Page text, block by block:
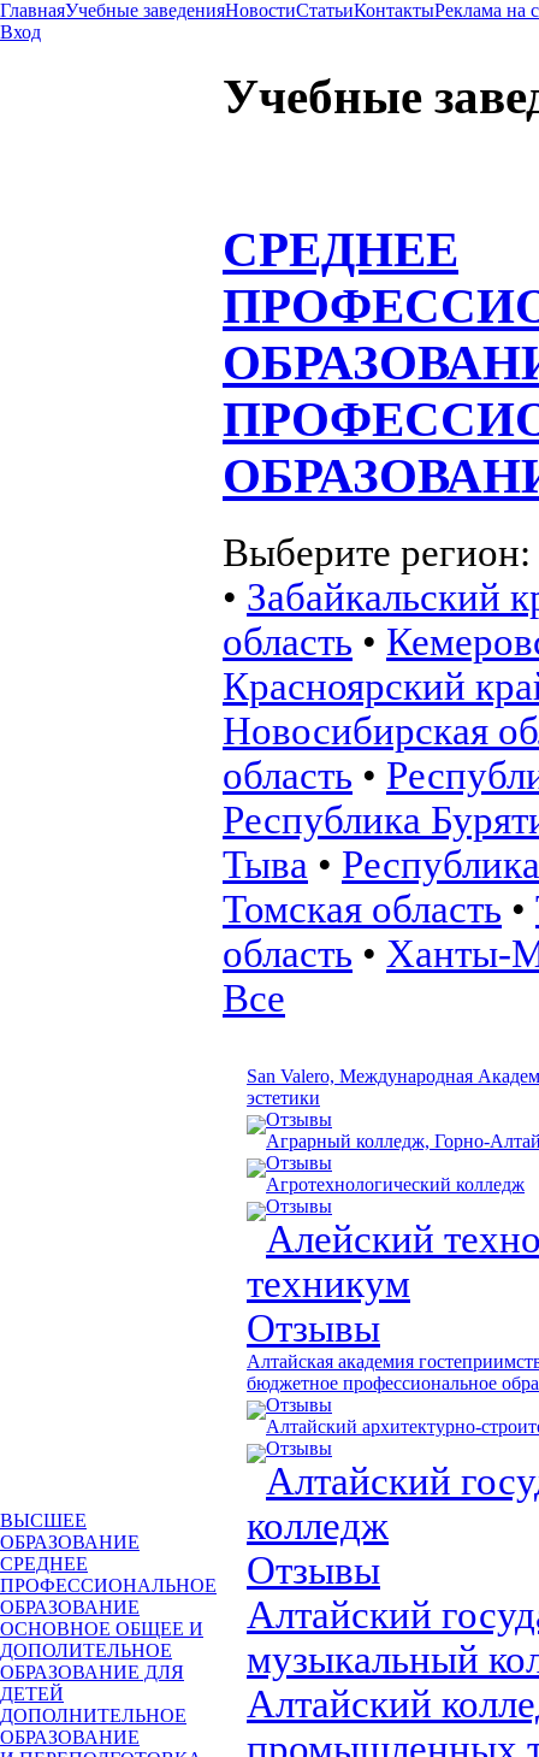
ГлавнаяУчебные заведенияНовостиСтатьиКонтактыРеклама на
Вход
ВЫСШЕЕ
ОБРАЗОВАНИЕ
СРЕДНЕЕ
ПРОФЕССИОНАЛЬНОЕ
ОБРАЗОВАНИЕ
ОСНОВНОЕ ОБЩЕЕ И
ДОПОЛИТЕЛЬНОЕ
ОБРАЗОВАНИЕ ДЛЯ
ДЕТЕЙ
ДОПОЛНИТЕЛЬНОЕ
ОБРАЗОВАНИЕ
Учебные
СРЕДНЕЕ
Выберите регион:
• Забайкальский
область •
Красноярский
Новосибирская
область •
Республика
Тыва •
Томская область •
область • Ханты-
Все
San Valero, Международная
эстетики
Отзывы
Аграрный колледж, Горно-
Отзывы
Агротехнологический колледж
Отзывы
Алейский
техникум
Отзывы
Алтайская академия
бюджетное профессиональное
Отзывы
Алтайский архитектурно-
Отзывы
Алтайский
колледж
Отзывы
Алтайский
музыкальный
Алтайский
промышленных